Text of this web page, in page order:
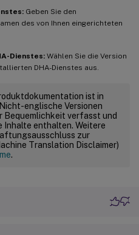
Geben Sie den
des von Ihnen eingerichteten
Dienstes: Wählen Sie die Version
DHA-Dienstes aus.
ist in
englische Versionen
Bequemlichkeit verfasst und
Inhalte enthalten. Weitere
zur
Translation Disclaimer)
.